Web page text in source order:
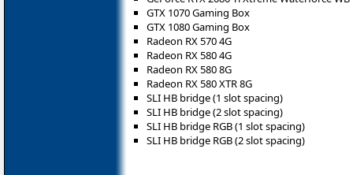
GTX 1070 Gaming Box
GTX 1080 Gaming Box
Radeon RX 570 4G
Radeon RX 580 4G
Radeon RX 580 8G
Radeon RX 580 XTR 8G
SLI HB bridge (1 slot spacing)
SLI HB bridge (2 slot spacing)
SLI HB bridge RGB (1 slot spacing)
SLI HB bridge RGB (2 slot spacing)